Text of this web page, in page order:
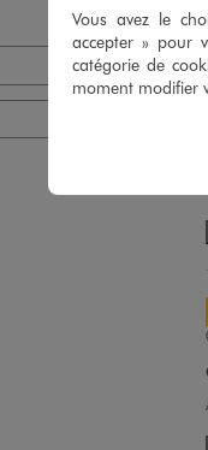
Vous avez le
accepter » pour
catégorie de
moment modifier